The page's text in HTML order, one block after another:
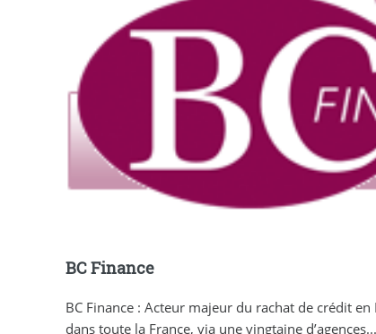
BC Finance
BC Finance : Acteur majeur du rachat de crédit en
dans toute la France, via une vingtaine d’agences...